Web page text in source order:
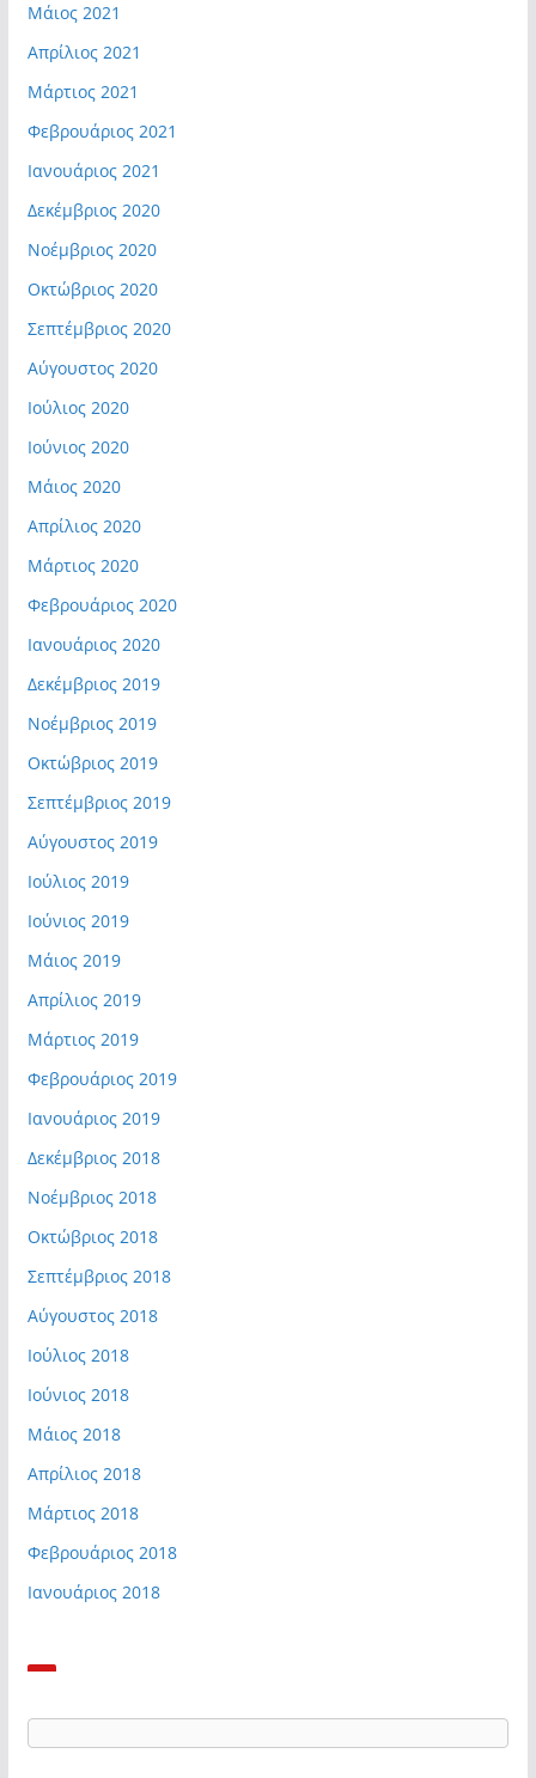
Μάιος 2021
Απρίλιος 2021
Μάρτιος 2021
Φεβρουάριος 2021
Ιανουάριος 2021
Δεκέμβριος 2020
Νοέμβριος 2020
Οκτώβριος 2020
Σεπτέμβριος 2020
Αύγουστος 2020
Ιούλιος 2020
Ιούνιος 2020
Μάιος 2020
Απρίλιος 2020
Μάρτιος 2020
Φεβρουάριος 2020
Ιανουάριος 2020
Δεκέμβριος 2019
Νοέμβριος 2019
Οκτώβριος 2019
Σεπτέμβριος 2019
Αύγουστος 2019
Ιούλιος 2019
Ιούνιος 2019
Μάιος 2019
Απρίλιος 2019
Μάρτιος 2019
Φεβρουάριος 2019
Ιανουάριος 2019
Δεκέμβριος 2018
Νοέμβριος 2018
Οκτώβριος 2018
Σεπτέμβριος 2018
Αύγουστος 2018
Ιούλιος 2018
Ιούνιος 2018
Μάιος 2018
Απρίλιος 2018
Μάρτιος 2018
Φεβρουάριος 2018
Ιανουάριος 2018